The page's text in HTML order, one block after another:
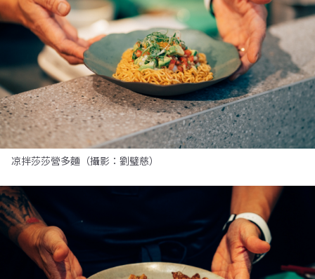
凉拌莎莎營多麵（攝影：劉璧慈）